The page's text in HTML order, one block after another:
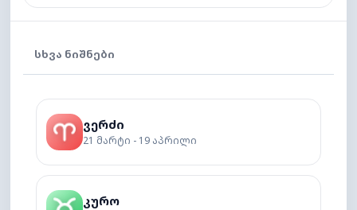
ᲡᲮᲕᲐ ᲜᲘᲨᲜᲔᲑᲘ
ვერძი
21 მარტი - 19 აპრილი
კურო